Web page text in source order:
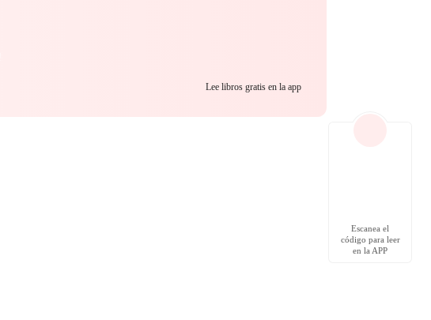
Lee libros gratis en la app
Escanea el
código para leer
en la APP